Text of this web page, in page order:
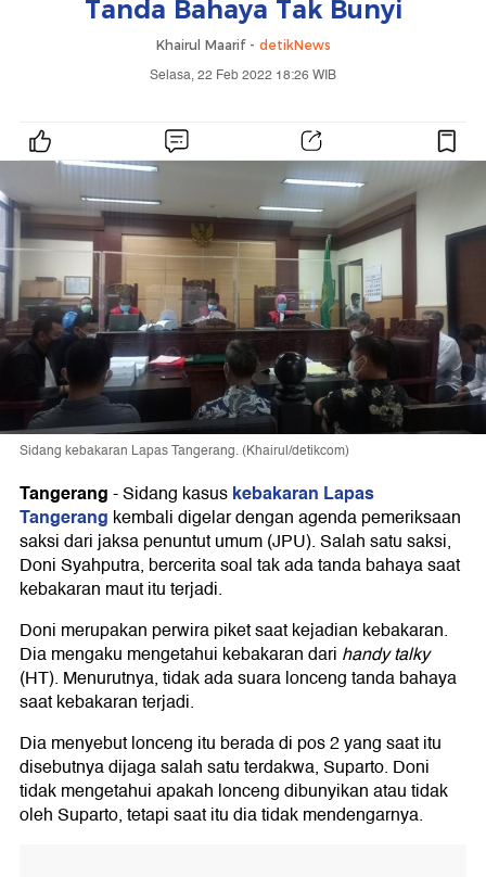
Tanda Bahaya Tak Bunyi
Khairul Maarif - detikNews
Selasa, 22 Feb 2022 18:26 WIB
Sidang kebakaran Lapas Tangerang. (Khairul/detikcom)
Tangerang-Sidang kasuskebakaran Lapas
Tangerang kembali digelar dengan agenda pemeriksaan
saksi dari jaksa penuntut umum (JPU). Salah satu saksi,
Doni Syahputra, bercerita soal tak ada tanda bahaya saat
kebakaran maut itu terjadi.
Doni merupakan perwira piket saat kejadian kebakaran.
Dia mengaku mengetahui kebakaran dari handy talky
(HT). Menurutnya, tidak ada suara lonceng tanda bahaya
saat kebakaran terjadi.
Dia menyebut lonceng itu berada di pos 2 yang saat itu
disebutnya dijaga salah satu terdakwa, Suparto. Doni
tidak mengetahui apakah lonceng dibunyikan atau tidak
oleh Suparto, tetapi saat itu dia tidak mendengarnya.